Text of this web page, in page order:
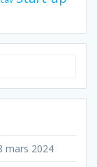
mars 2024